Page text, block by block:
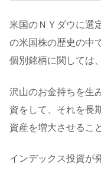
米国のＮＹダウに選
の米国株の歴史の中
個別銘柄に関しては
沢山のお金持ちを生
資をして、それを長
資産を増大させるこ
インデックス投資が